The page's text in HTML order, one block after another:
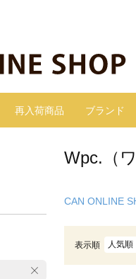
再入荷商品 ブランド
Wpc.（
CAN ONLINE
表示順 人気順